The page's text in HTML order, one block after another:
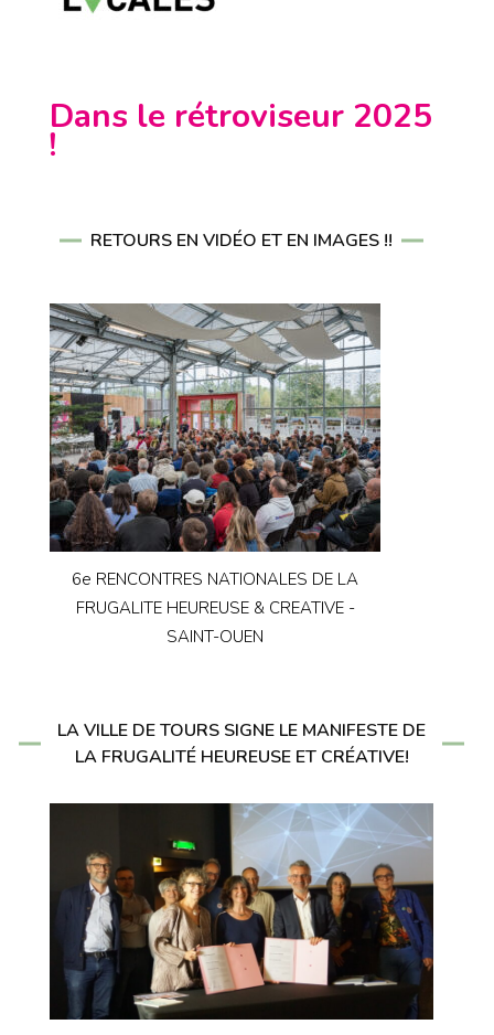
Dans le rétroviseur 2025
!
RETOURS EN VIDÉO ET EN IMAGES !!
6e RENCONTRES NATIONALES DE LA
FRUGALITE HEUREUSE & CREATIVE -
SAINT-OUEN
LA VILLE DE TOURS SIGNE LE MANIFESTE DE
LA FRUGALITÉ HEUREUSE ET CRÉATIVE!